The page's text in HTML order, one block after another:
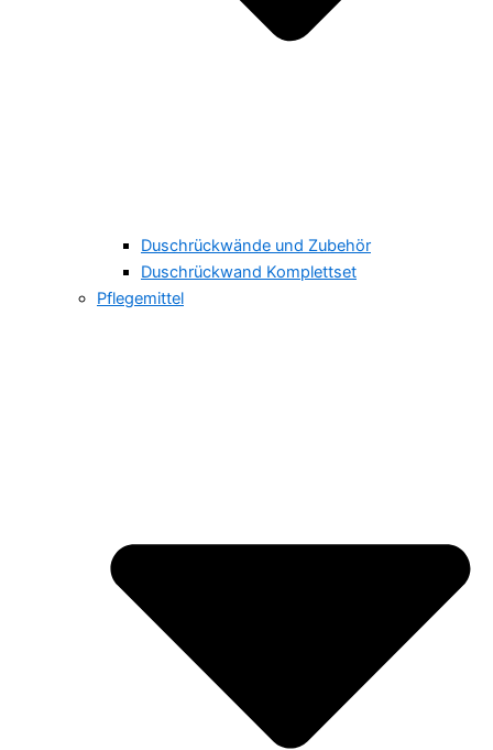
Duschrückwände und Zubehör
Duschrückwand Komplettset
Pflegemittel